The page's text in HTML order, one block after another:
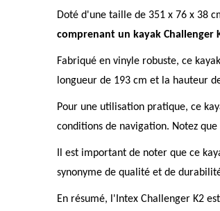
Doté d'une taille de 351 x 76 x 38
comprenant un kayak Challenger
Fabriqué en vinyle robuste, ce
longueur de 193 cm et la hauteur
Pour une utilisation pratique, ce
conditions de navigation. Notez que
Il est important de noter que ce
synonyme de qualité et de
En résumé, l'Intex Challenger K2